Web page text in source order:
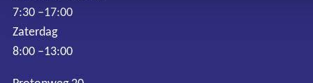
7:30 –17:00
Zaterdag
8:00 –13:00